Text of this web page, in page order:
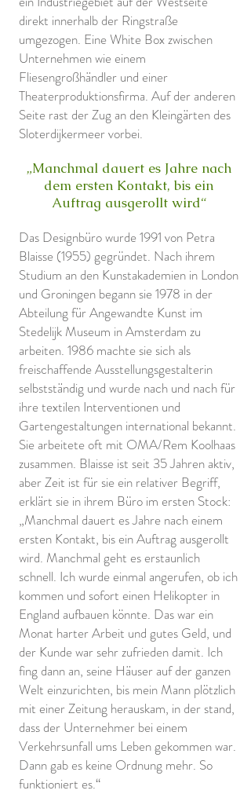
direkt innerhalb der Ringstraße
umgezogen. Eine White Box zwischen
Unternehmen wie einem
Fliesengroßhändler und einer
Theaterproduktionsfirma. Auf der anderen
Seite rast der Zug an den Kleingärten des
Sloterdijkermeer vorbei.
„Manchmal dauert es Jahre nach
dem ersten Kontakt, bis ein
Auftrag ausgerollt wird“
Das Designbüro wurde 1991 von Petra
Blaisse (1955) gegründet. Nach ihrem
Studium an den Kunstakademien in London
und Groningen begann sie 1978 in der
Abteilung für Angewandte Kunst im
Stedelijk Museum in Amsterdam zu
arbeiten. 1986 machte sie sich als
freischaffende Ausstellungsgestalterin
selbstständig und wurde nach und nach für
ihre textilen Interventionen und
Gartengestaltungen international bekannt.
Sie arbeitete oft mit OMA/Rem Koolhaas
zusammen. Blaisse ist seit 35 Jahren aktiv,
aber Zeit ist für sie ein relativer Begriff,
erklärt sie in ihrem Büro im ersten Stock:
„Manchmal dauert es Jahre nach einem
ersten Kontakt, bis ein Auftrag ausgerollt
wird. Manchmal geht es erstaunlich
schnell. Ich wurde einmal angerufen, ob ich
kommen und sofort einen Helikopter in
England aufbauen könnte. Das war ein
Monat harter Arbeit und gutes Geld, und
der Kunde war sehr zufrieden damit. Ich
fing dann an, seine Häuser auf der ganzen
Welt einzurichten, bis mein Mann plötzlich
mit einer Zeitung herauskam, in der stand,
dass der Unternehmer bei einem
Verkehrsunfall ums Leben gekommen war.
Dann gab es keine Ordnung mehr. So
funktioniert es.“